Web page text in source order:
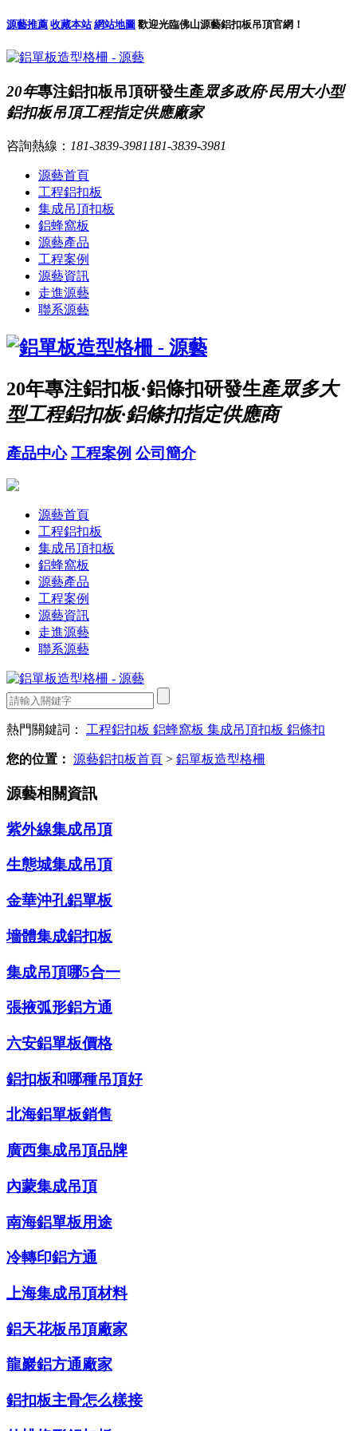
源藝推薦 收藏本站 網站地圖 歡迎光臨佛山源藝鋁扣板吊頂官網！
20年專注鋁扣板吊頂研發生產眾多政府·民用大小型
鋁扣板吊頂工程指定供應廠家
咨詢熱線： 181-3839-3981 181-3839-3981
源藝首頁
工程鋁扣板
集成吊頂扣板
鋁蜂窩板
源藝產品
工程案例
源藝資訊
走進源藝
聯系源藝
20年專注鋁扣板·鋁條扣研發生產眾多大
型工程鋁扣板·鋁條扣指定供應商
產品中心 工程案例 公司簡介
源藝首頁
工程鋁扣板
集成吊頂扣板
鋁蜂窩板
源藝產品
工程案例
源藝資訊
走進源藝
聯系源藝
熱門關鍵詞： 工程鋁扣板 鋁蜂窩板 集成吊頂扣板 鋁條扣
您的位置： 源藝鋁扣板首頁 > 鋁單板造型格柵
源藝相關資訊
紫外線集成吊頂
生態城集成吊頂
金華沖孔鋁單板
墻體集成鋁扣板
集成吊頂哪5合一
張掖弧形鋁方通
六安鋁單板價格
鋁扣板和哪種吊頂好
北海鋁單板銷售
廣西集成吊頂品牌
內蒙集成吊頂
南海鋁單板用途
冷轉印鋁方通
上海集成吊頂材料
鋁天花板吊頂廠家
龍巖鋁方通廠家
鋁扣板主骨怎么樣接